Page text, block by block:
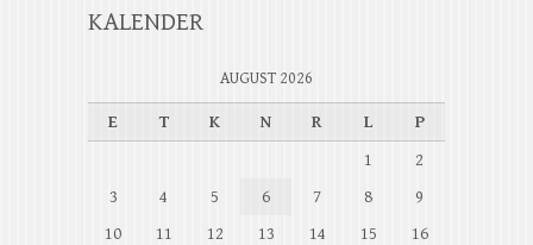
KALENDER
AUGUST 2026
E T K N R L
P
1
2
3
4 5 6 7 8
9
10
11 12 13 14 15
16